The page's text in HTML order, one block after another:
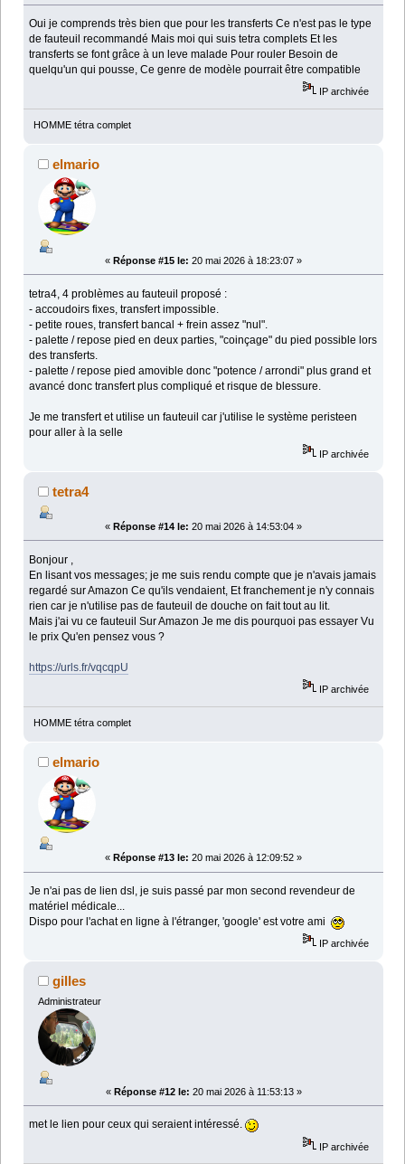
Oui je comprends très bien que pour les transferts Ce n'est pas le type
de fauteuil recommandé Mais moi qui suis tetra complets Et les
transferts se font grâce à un leve malade Pour rouler Besoin de
quelqu'un qui pousse, Ce genre de modèle pourrait être compatible
IP archivée
HOMME tétra complet
elmario
« Réponse #15 le: 20 mai 2026 à 18:23:07 »
tetra4, 4 problèmes au fauteuil proposé :
- accoudoirs fixes, transfert impossible.
- petite roues, transfert bancal + frein assez "nul".
- palette / repose pied en deux parties, "coinçage" du pied possible lors
des transferts.
- palette / repose pied amovible donc "potence / arrondi" plus grand et
avancé donc transfert plus compliqué et risque de blessure.
Je me transfert et utilise un fauteuil car j'utilise le système peristeen
pour aller à la selle
IP archivée
tetra4
« Réponse #14 le: 20 mai 2026 à 14:53:04 »
Bonjour ,
En lisant vos messages; je me suis rendu compte que je n'avais jamais
regardé sur Amazon Ce qu'ils vendaient, Et franchement je n'y connais
rien car je n'utilise pas de fauteuil de douche on fait tout au lit.
Mais j'ai vu ce fauteuil Sur Amazon Je me dis pourquoi pas essayer Vu
le prix Qu'en pensez vous ?
https://urls.fr/vqcqpU
IP archivée
HOMME tétra complet
elmario
« Réponse #13 le: 20 mai 2026 à 12:09:52 »
Je n'ai pas de lien dsl, je suis passé par mon second revendeur de
matériel médicale...
Dispo pour l'achat en ligne à l'étranger, 'google' est votre ami
IP archivée
gilles
Administrateur
« Réponse #12 le: 20 mai 2026 à 11:53:13 »
met le lien pour ceux qui seraient intéressé.
IP archivée